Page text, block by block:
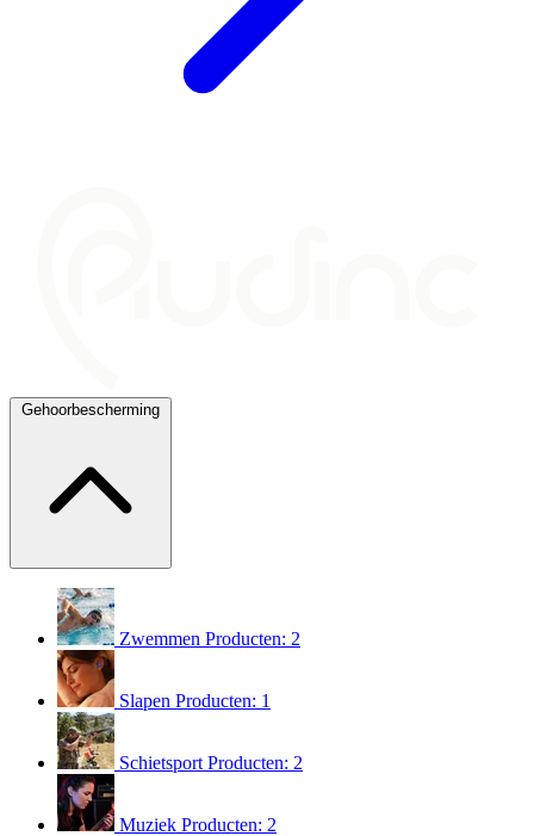
Gehoorbescherming
Zwemmen Producten: 2
Slapen Producten: 1
Schietsport Producten: 2
Muziek Producten: 2